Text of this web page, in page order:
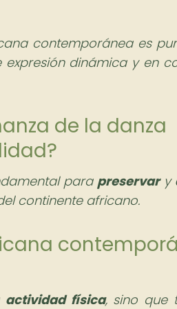
contemporánea es
dinámica y en
de la danza
para preservary
continente africano.
actividad física, sino que